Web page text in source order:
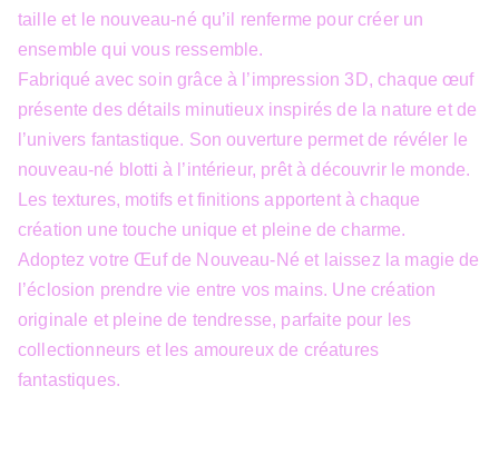
taille et le nouveau-né qu’il renferme pour créer un
ensemble qui vous ressemble.
Fabriqué avec soin grâce à l’impression 3D, chaque œuf
présente des détails minutieux inspirés de la nature et de
l’univers fantastique. Son ouverture permet de révéler le
nouveau-né blotti à l’intérieur, prêt à découvrir le monde.
Les textures, motifs et finitions apportent à chaque
création une touche unique et pleine de charme.
Adoptez votre Œuf de Nouveau-Né et laissez la magie de
l’éclosion prendre vie entre vos mains. Une création
originale et pleine de tendresse, parfaite pour les
collectionneurs et les amoureux de créatures
fantastiques.